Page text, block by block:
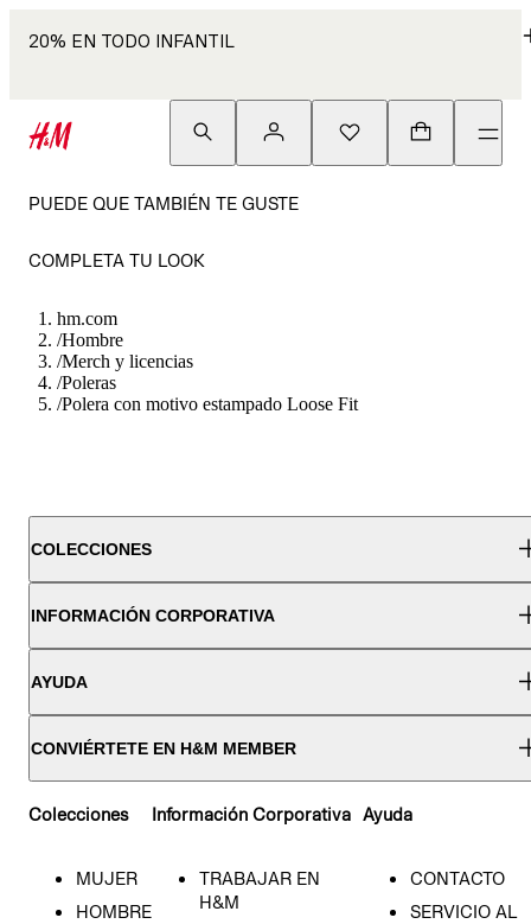
20% EN TODO INFANTIL
PUEDE QUE TAMBIÉN TE GUSTE
COMPLETA TU LOOK
hm.com
/Hombre
/Merch y licencias
/Poleras
/Polera con motivo estampado Loose Fit
COLECCIONES
INFORMACIÓN CORPORATIVA
AYUDA
CONVIÉRTETE EN H&M MEMBER
Colecciones
MUJER
HOMBRE
Información Corporativa
TRABAJAR EN
H&M
Ayuda
CONTACTO
SERVICIO AL